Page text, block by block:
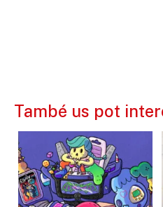
També us pot